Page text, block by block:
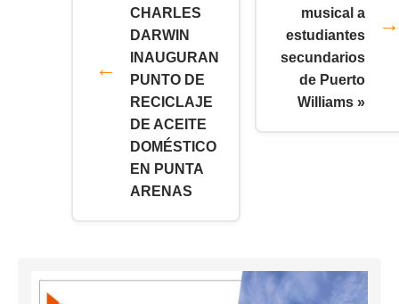
CHARLES
DARWIN
INAUGURAN
PUNTO DE
RECICLAJE
DE ACEITE
DOMÉSTICO
EN PUNTA
ARENAS
musical a
estudiantes
secundarios
de Puerto
Williams »